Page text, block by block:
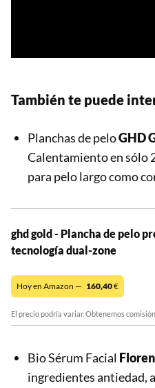
También te puede
Planchas de peloGHD
Calentamiento en sólo
para pelo largo como
ghd gold - Plancha de pelo
tecnología dual-zone
Hoy en Amazon — 160,40€
El precio podría variar. Obtenemos
Bio Sérum Facial
ingredientes antiedad,